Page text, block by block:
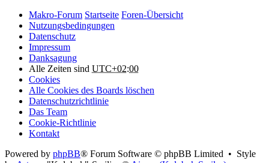
Makro-Forum Startseite Foren-Übersicht
Nutzungsbedingungen
Datenschutz
Impressum
Danksagung
Alle Zeiten sind UTC+02:00
Cookies
Alle Cookies des Boards löschen
Datenschutzrichtlinie
Das Team
Cookie-Richtlinie
Kontakt
Powered by phpBB® Forum Software © phpBB Limited • Style